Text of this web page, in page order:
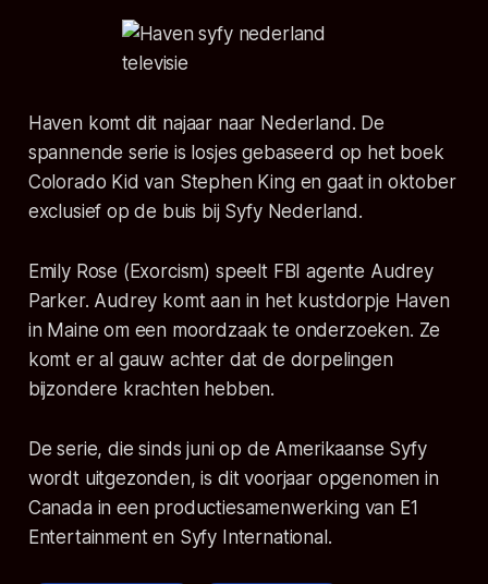
Haven komt dit najaar naar Nederland. De
spannende serie is losjes gebaseerd op het boek
Colorado Kid van Stephen King en gaat in oktober
exclusief op de buis bij Syfy Nederland.
Emily Rose (Exorcism) speelt FBI agente Audrey
Parker. Audrey komt aan in het kustdorpje Haven
in Maine om een moordzaak te onderzoeken. Ze
komt er al gauw achter dat de dorpelingen
bijzondere krachten hebben.
De serie, die sinds juni op de Amerikaanse Syfy
wordt uitgezonden, is dit voorjaar opgenomen in
Canada in een productiesamenwerking van E1
Entertainment en Syfy International.